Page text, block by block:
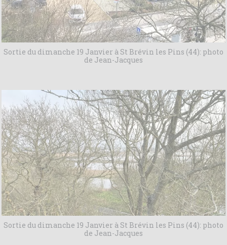
Sortie du dimanche 19 Janvier à St Brévin les Pins (44): photo
de Jean-Jacques
Sortie du dimanche 19 Janvier à St Brévin les Pins (44): photo
de Jean-Jacques